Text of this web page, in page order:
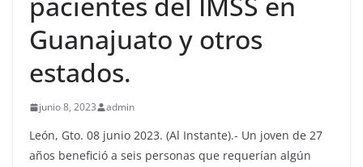
Guanajuato y otros
estados.
junio 8, 2023 admin
León, Gto. 08 junio 2023. (Al Instante).- Un joven de 27
años benefició a seis personas que requerían algún